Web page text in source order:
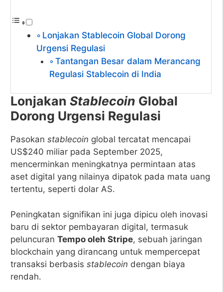
Lonjakan Stablecoin Global Dorong
Urgensi Regulasi
Tantangan Besar dalam Merancang
Regulasi Stablecoin di India
Lonjakan Stablecoin Global
Dorong Urgensi Regulasi
Pasokan stablecoin global tercatat mencapai
US$240 miliar pada September 2025,
mencerminkan meningkatnya permintaan atas
aset digital yang nilainya dipatok pada mata uang
tertentu, seperti dolar AS.
Peningkatan signifikan ini juga dipicu oleh inovasi
baru di sektor pembayaran digital, termasuk
peluncuran Tempo oleh Stripe, sebuah jaringan
blockchain yang dirancang untuk mempercepat
transaksi berbasis stablecoin dengan biaya
rendah.